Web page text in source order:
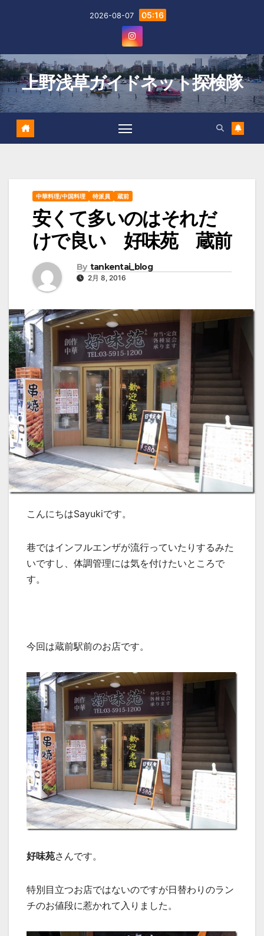
2026-08-07 05:16
上野浅草ガイドネット探検隊
中華料理/中国料理 特派員 蔵前
安くて多いのはそれだ
けで良い 好味苑 蔵前
By tankentai_blog
2月 8, 2016
こんにちはSayukiです。
巷ではインフルエンザが流行っていたりするみた
いですし、体調管理には気を付けたいところで
す。
今回は蔵前駅前のお店です。
好味苑さんです。
特別目立つお店ではないのですが日替わりのラン
チのお値段に惹かれて入りました。